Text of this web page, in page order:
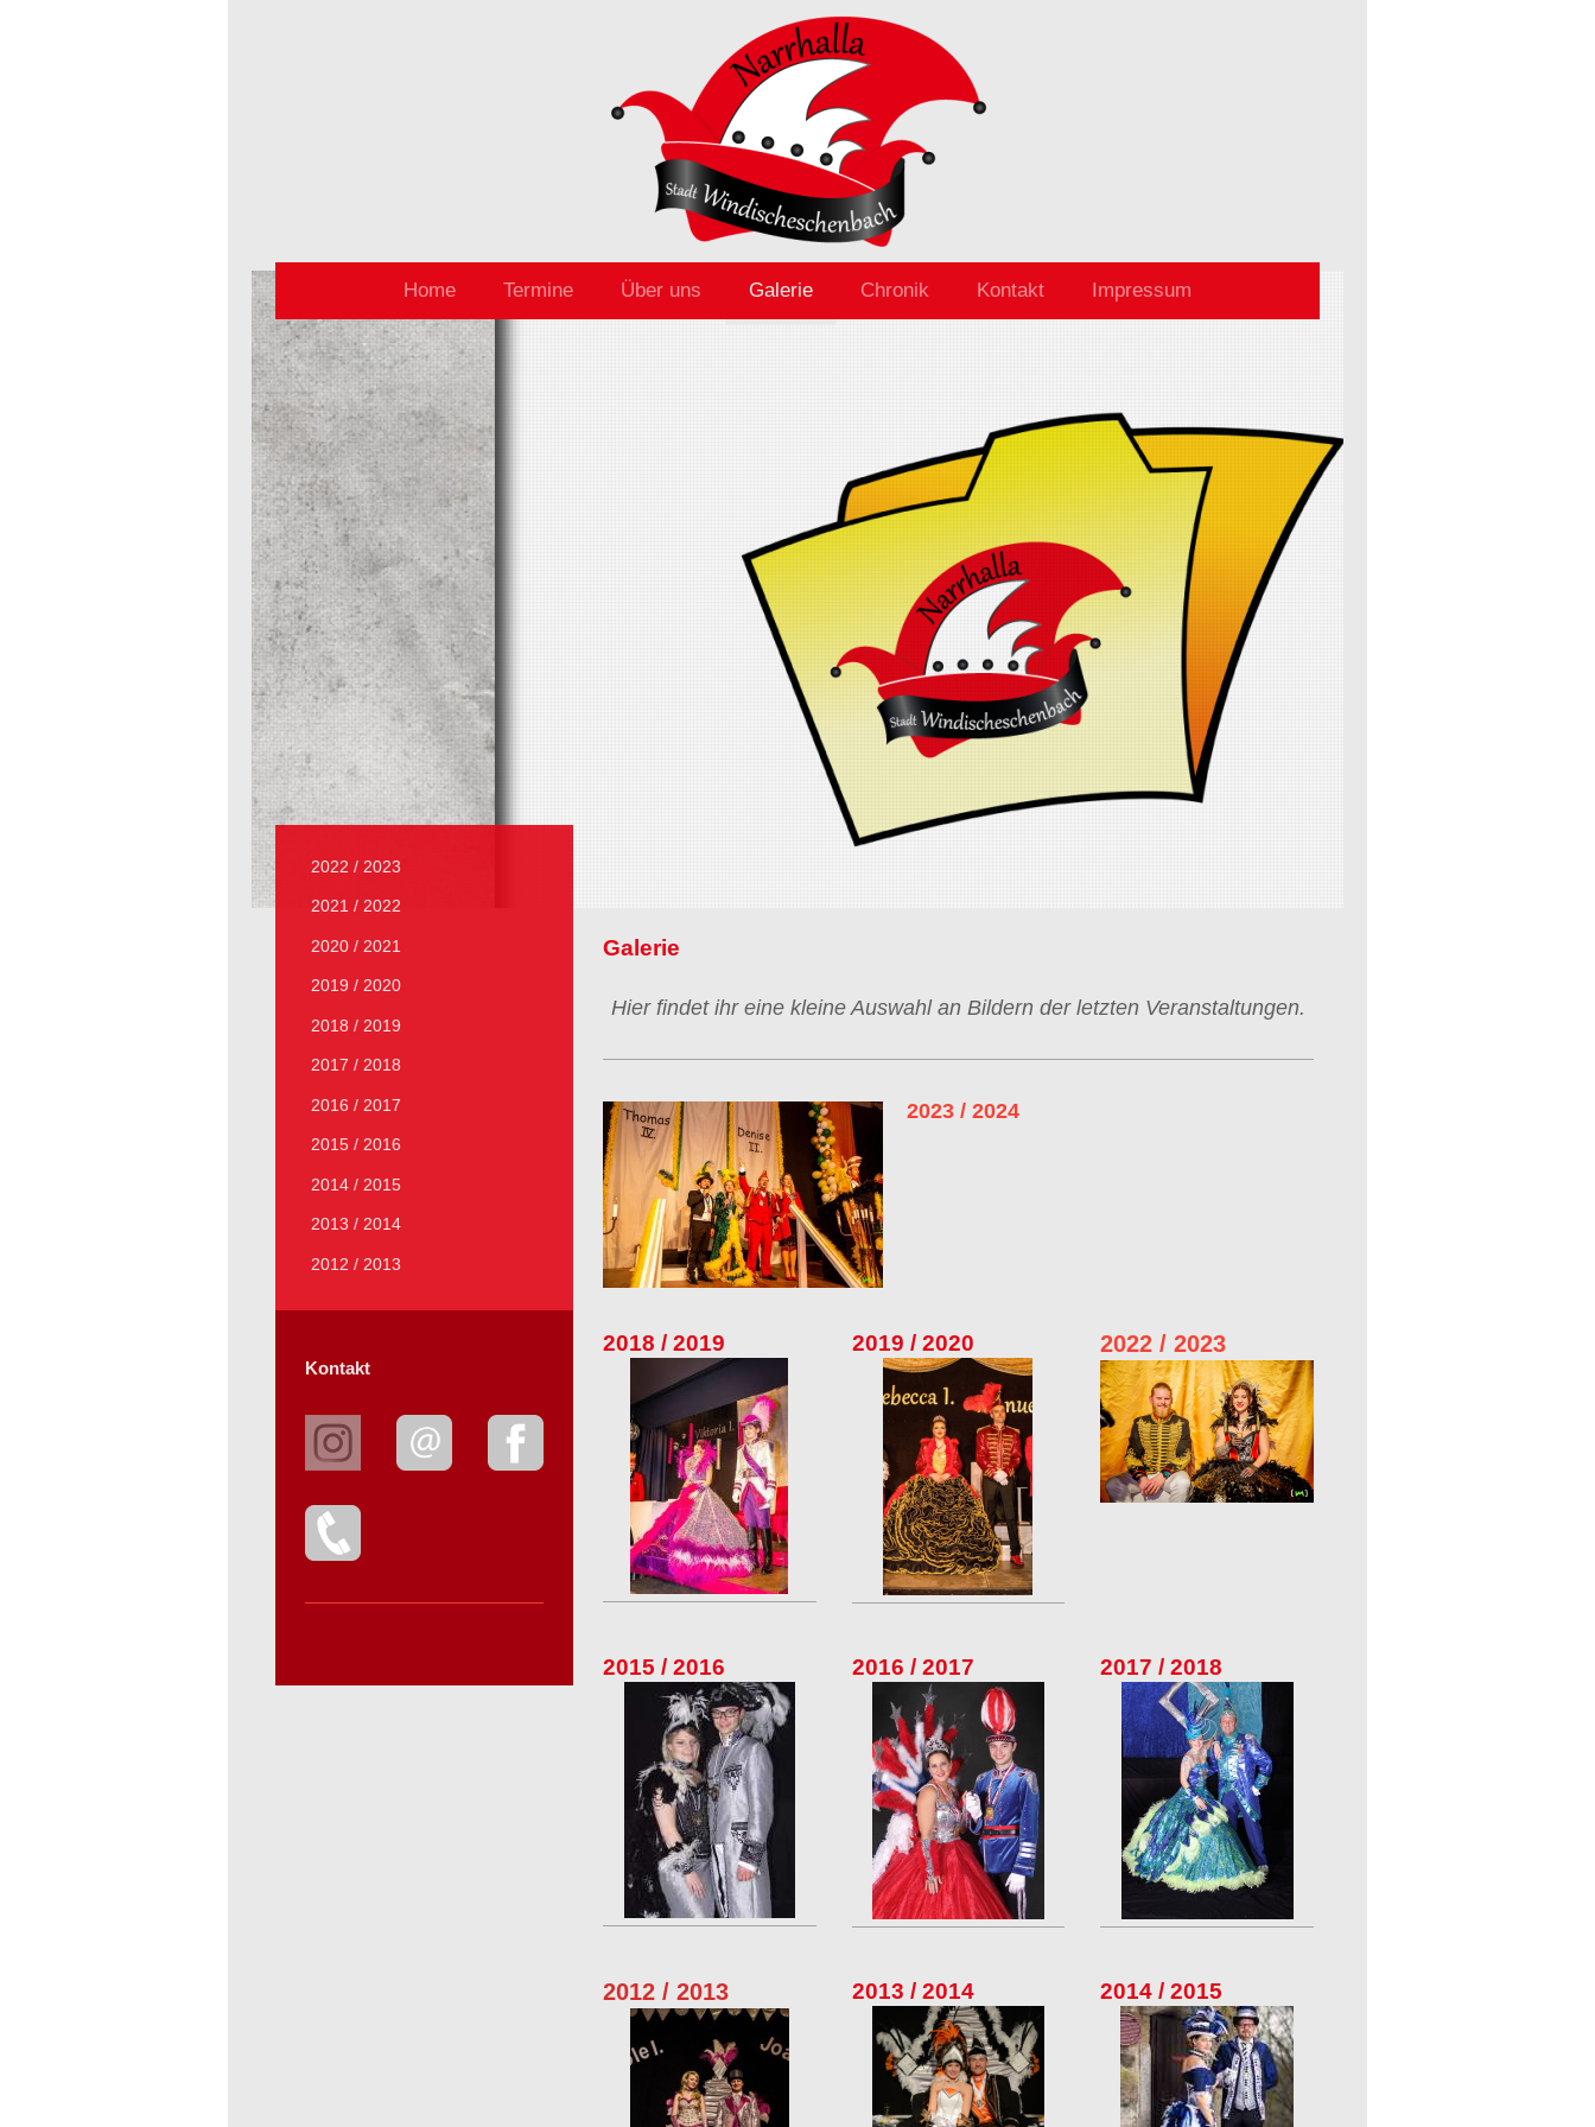
Home Termine Über uns Galerie Chronik Kontakt Impressum
Galerie
Hier findet ihr eine kleine Auswahl an Bildern der letzten Veranstaltungen.
2023 / 2024
2018 / 2019 2019 / 2020 2022 / 2023
2015 / 2016 2016 / 2017 2017 / 2018
2012 / 2013 2013 / 2014 2014 / 2015
2022 / 2023
2021 / 2022
2020 / 2021
2019 / 2020
2018 / 2019
2017 / 2018
2016 / 2017
2015 / 2016
2014 / 2015
2013 / 2014
2012 / 2013
Kontakt